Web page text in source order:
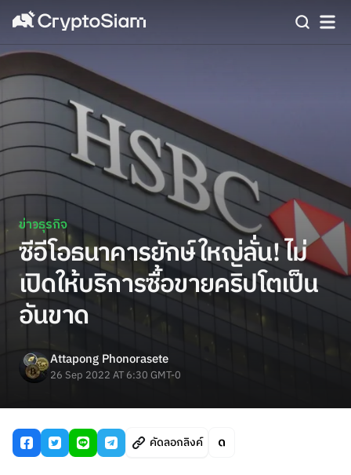
ข่าวธุรกิจ
ซีอีโอธนาคารยักษ์ใหญ่ลั่น! ไม่
เปิดให้บริการซื้อขายคริปโตเป็น
อันขาด
Attapong Phonorasete
26 Sep 2022 AT 6:30 GMT-0
คัดลอกลิงค์